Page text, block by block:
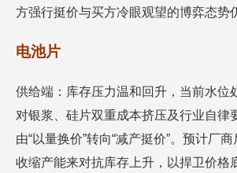
方强行挺价与买方冷眼观望的博弈态势
电池片
供给端：库存压力温和回升，当前水位
对银浆、硅片双重成本挤压及行业自律
由“以量换价”转向“减产挺价”。预计厂
收缩产能来对抗库存上升，以捍卫价格